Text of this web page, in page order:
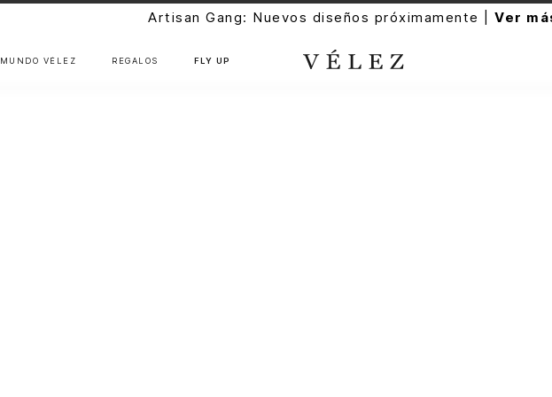
Artisan Gang: Nuevos diseños próximamente |Ver
MUNDO VÉLEZ REGALOS FLY UP